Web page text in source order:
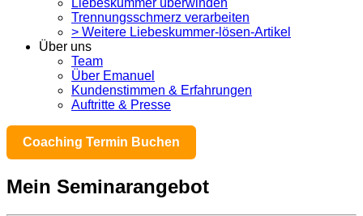
Trennungsschmerz verarbeiten
> Weitere Liebeskummer-lösen-Artikel
Über uns
Team
Über Emanuel
Kundenstimmen & Erfahrungen
Auftritte & Presse
Coaching Termin Buchen
Mein Seminarangebot